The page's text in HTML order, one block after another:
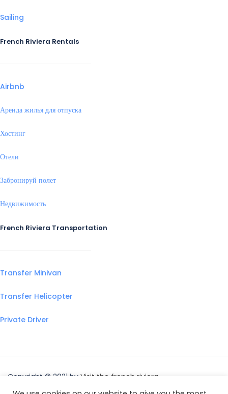
Sailing
French Riviera Rentals
Airbnb
Аренда жилья для отпуска
Хостинг
Отели
Забронируй полет
Недвижимость
French Riviera Transportation
Transfer Minivan
Transfer Helicopter
Private Driver
Copyright © 2021 by Visit the french riviera